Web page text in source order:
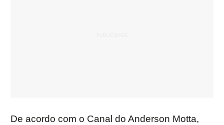
De acordo com o Canal do Anderson Motta,